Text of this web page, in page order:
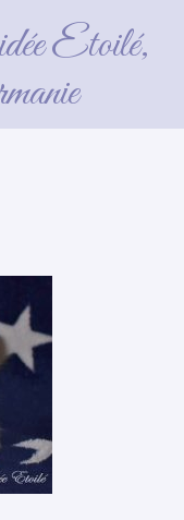
Etoilé,